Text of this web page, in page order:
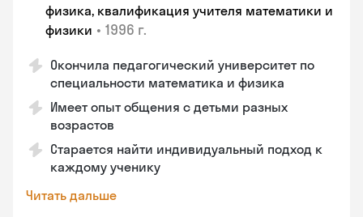
физика, квалификация учителя математики и
физики • 1996 г.
Окончила педагогический университет по
специальности математика и физика
Имеет опыт общения с детьми разных
возрастов
Старается найти индивидуальный подход к
каждому ученику
Читать дальше